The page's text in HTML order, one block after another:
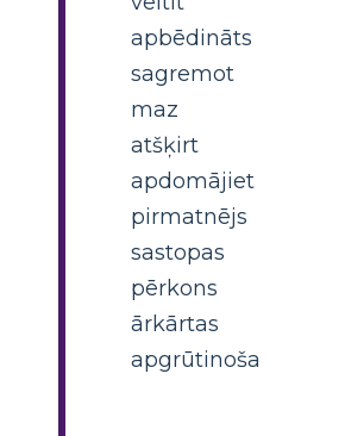
apbēdināts
sagremot
maz
atšķirt
apdomājiet
pirmatnējs
sastopas
pērkons
ārkārtas
apgrūtinoša